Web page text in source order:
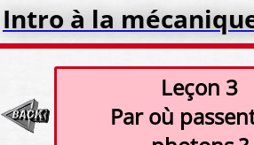
Intro à la
Leçon 3
Par où